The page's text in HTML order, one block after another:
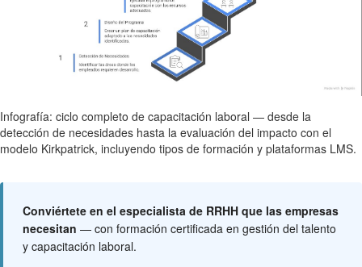
Infografía: ciclo completo de capacitación laboral — desde la
detección de necesidades hasta la evaluación del impacto con el
modelo Kirkpatrick, incluyendo tipos de formación y plataformas LMS.
Conviértete en el especialista de RRHH que las empresas
necesitan — con formación certificada en gestión del talento
y capacitación laboral.